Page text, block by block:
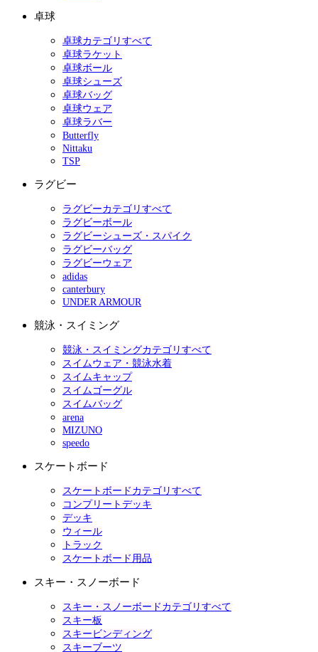
卓球
卓球カテゴリすべて
卓球ラケット
卓球ボール
卓球シューズ
卓球バッグ
卓球ウェア
卓球ラバー
Butterfly
Nittaku
TSP
ラグビー
ラグビーカテゴリすべて
ラグビーボール
ラグビーシューズ・スパイク
ラグビーバッグ
ラグビーウェア
adidas
canterbury
UNDER ARMOUR
競泳・スイミング
競泳・スイミングカテゴリすべて
スイムウェア・競泳水着
スイムキャップ
スイムゴーグル
スイムバッグ
arena
MIZUNO
speedo
スケートボード
スケートボードカテゴリすべて
コンプリートデッキ
デッキ
ウィール
トラック
スケートボード用品
スキー・スノーボード
スキー・スノーボードカテゴリすべて
スキー板
スキービンディング
スキーブーツ